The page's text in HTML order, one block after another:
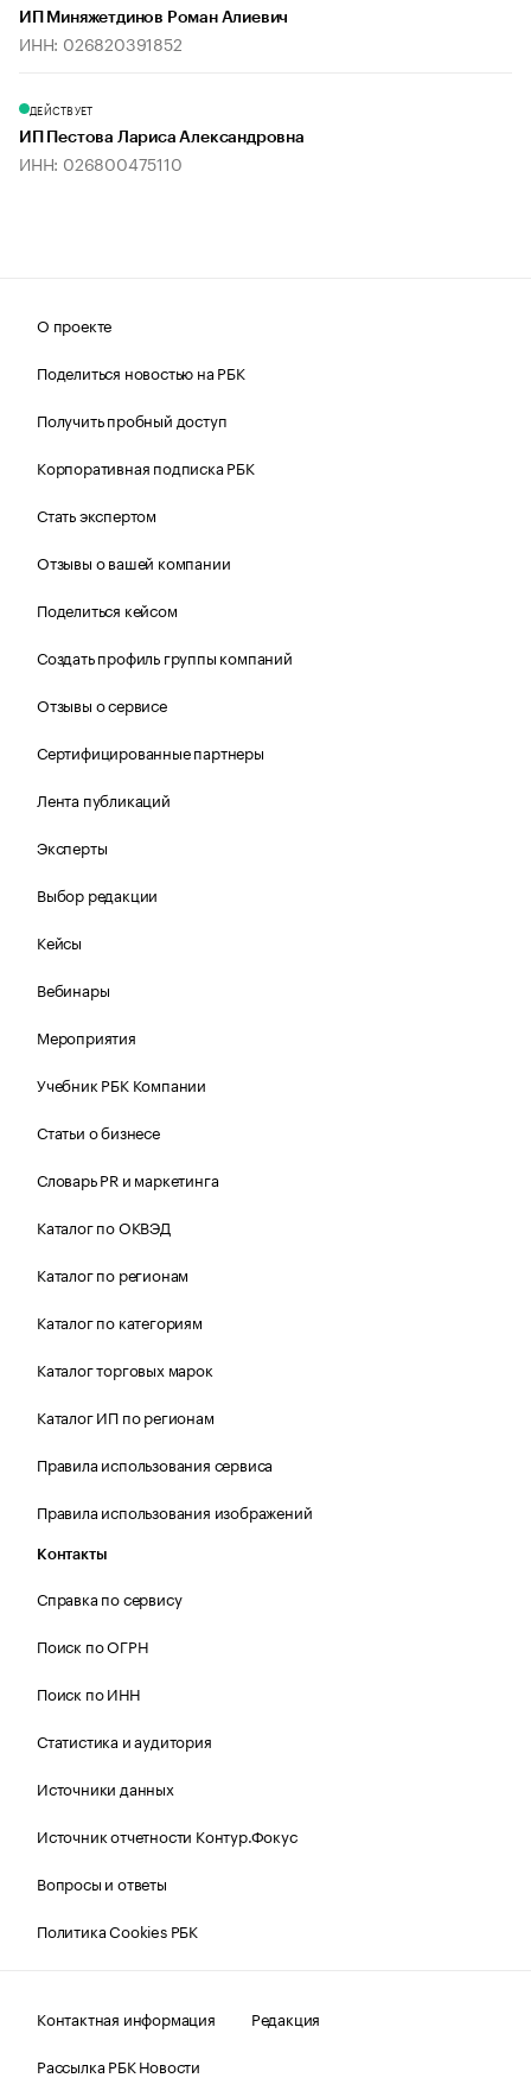
ИП Миняжетдинов Роман Алиевич
ИНН: 026820391852
ДЕЙСТВУЕТ
ИП Пестова Лариса Александровна
ИНН: 026800475110
О проекте
Поделиться новостью на РБК
Получить пробный доступ
Корпоративная подписка РБК
Стать экспертом
Отзывы о вашей компании
Поделиться кейсом
Создать профиль группы компаний
Отзывы о сервисе
Сертифицированные партнеры
Лента публикаций
Эксперты
Выбор редакции
Кейсы
Вебинары
Мероприятия
Учебник РБК Компании
Статьи о бизнесе
Словарь PR и маркетинга
Каталог по ОКВЭД
Каталог по регионам
Каталог по категориям
Каталог торговых марок
Каталог ИП по регионам
Правила использования сервиса
Правила использования изображений
Контакты
Справка по сервису
Поиск по ОГРН
Поиск по ИНН
Статистика и аудитория
Источники данных
Источник отчетности Контур.Фокус
Вопросы и ответы
Политика Cookies РБК
Контактная информация
Редакция
Рассылка РБК Новости